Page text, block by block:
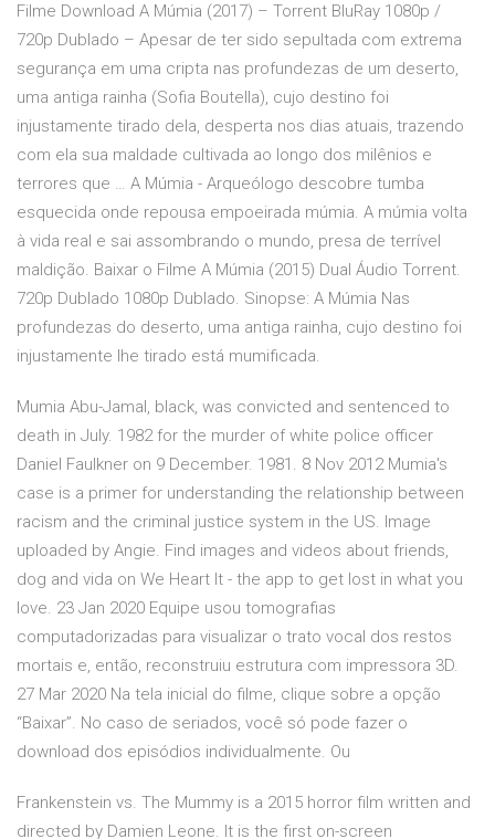
Filme Download A Múmia (2017) – Torrent BluRay 1080p /
720p Dublado – Apesar de ter sido sepultada com extrema
segurança em uma cripta nas profundezas de um deserto,
uma antiga rainha (Sofia Boutella), cujo destino foi
injustamente tirado dela, desperta nos dias atuais, trazendo
com ela sua maldade cultivada ao longo dos milênios e
terrores que … A Múmia - Arqueólogo descobre tumba
esquecida onde repousa empoeirada múmia. A múmia volta
à vida real e sai assombrando o mundo, presa de terrível
maldição. Baixar o Filme A Múmia (2015) Dual Áudio Torrent.
720p Dublado 1080p Dublado. Sinopse: A Múmia Nas
profundezas do deserto, uma antiga rainha, cujo destino foi
injustamente lhe tirado está mumificada.
Mumia Abu-Jamal, black, was convicted and sentenced to
death in July. 1982 for the murder of white police officer
Daniel Faulkner on 9 December. 1981. 8 Nov 2012 Mumia's
case is a primer for understanding the relationship between
racism and the criminal justice system in the US. Image
uploaded by Angie. Find images and videos about friends,
dog and vida on We Heart It - the app to get lost in what you
love. 23 Jan 2020 Equipe usou tomografias
computadorizadas para visualizar o trato vocal dos restos
mortais e, então, reconstruiu estrutura com impressora 3D.
27 Mar 2020 Na tela inicial do filme, clique sobre a opção
“Baixar”. No caso de seriados, você só pode fazer o
download dos episódios individualmente. Ou
Frankenstein vs. The Mummy is a 2015 horror film written and
directed by Damien Leone. It is the first on-screen